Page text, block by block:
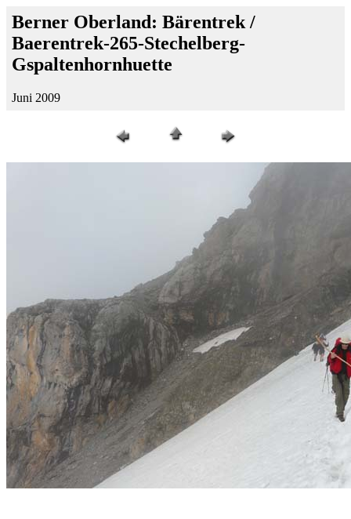
Berner Oberland: Bärentrek /
Baerentrek-265-Stechelberg-
Gspaltenhornhuette
Juni 2009